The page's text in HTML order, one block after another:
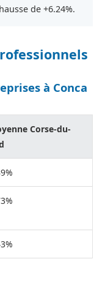
de +6.24%.
à Conca
Corse-du-